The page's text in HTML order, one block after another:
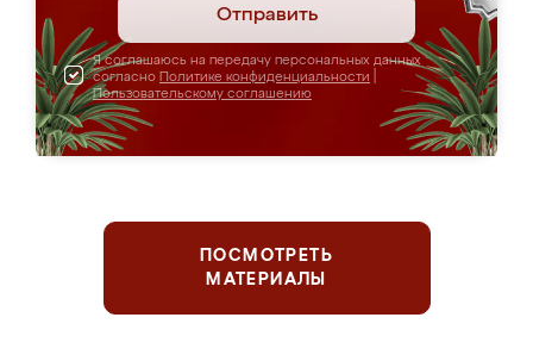
Отправить
Я соглашаюсь на передачу персональных данных
согласно Политике конфиденциальности
Пользовательскому соглашению
ПОСМОТРЕТЬ
МАТЕРИАЛЫ